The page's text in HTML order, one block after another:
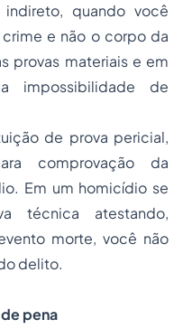
quando você
e não o corpo da
provas materiais e em
impossibilidade de
de prova pericial,
comprovação da
Em um homicídio se
técnica atestando,
morte, você não
delito.
pena